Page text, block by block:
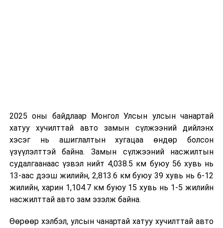
2025 оны байдлаар Монгол Улсын улсын чанартай
хатуу хучилттай авто замын сүлжээний дийлэнх
хэсэг нь ашиглалтын хугацаа өндөр болсон
үзүүлэлттэй байна. Замын сүлжээний насжилтын
судалгаанаас үзвэл нийт 4,038.5 км буюу 56 хувь нь
13-аас дээш жилийн, 2,813.6 км буюу 39 хувь нь 6-12
жилийн, харин 1,104.7 км буюу 15 хувь нь 1-5 жилийн
насжилттай авто зам эзэлж байна.
Өөрөөр хэлбэл, улсын чанартай хатуу хучилттай авто